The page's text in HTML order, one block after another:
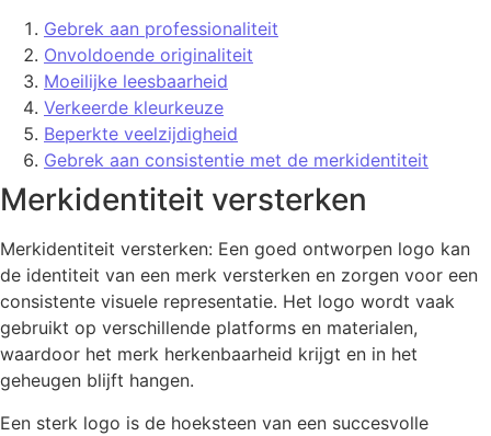
Gebrek aan professionaliteit
Onvoldoende originaliteit
Moeilijke leesbaarheid
Verkeerde kleurkeuze
Beperkte veelzijdigheid
Gebrek aan consistentie met de merkidentiteit
Merkidentiteit versterken
Merkidentiteit versterken: Een goed ontworpen logo kan
de identiteit van een merk versterken en zorgen voor een
consistente visuele representatie. Het logo wordt vaak
gebruikt op verschillende platforms en materialen,
waardoor het merk herkenbaarheid krijgt en in het
geheugen blijft hangen.
Een sterk logo is de hoeksteen van een succesvolle